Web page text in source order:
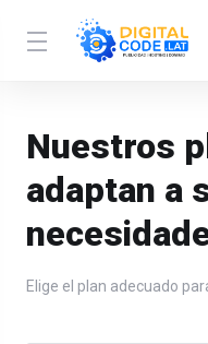
Nuestros
adaptan a
Elige el plan adecuado